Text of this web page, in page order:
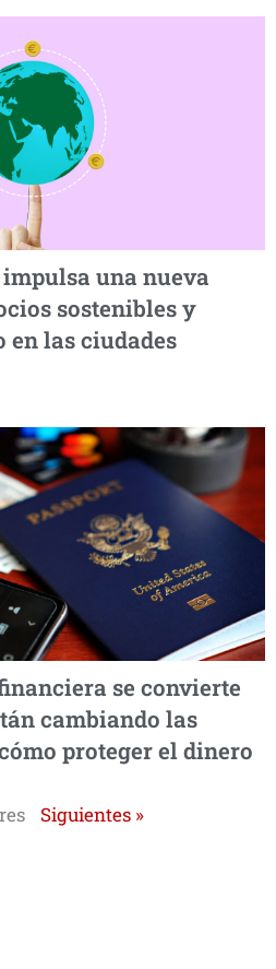
una nueva
sostenibles y
en las ciudades
se convierte
cambiando las
proteger el dinero
Siguientes »